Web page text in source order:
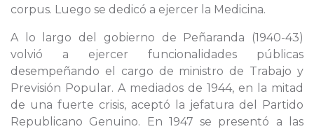
corpus. Luego se dedicó a ejercer la Medicina.
A lo largo del gobierno de Peñaranda (1940-43)
volvió a ejercer funcionalidades públicas
desempeñando el cargo de ministro de Trabajo y
Previsión Popular. A mediados de 1944, en la mitad
de una fuerte crisis, aceptó la jefatura del Partido
Republicano Genuino. En 1947 se presentó a las